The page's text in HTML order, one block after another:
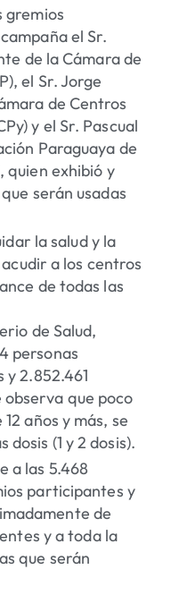
gremios
el Sr.
de la Cámara de
el Sr. Jorge
de Centros
y el Sr. Pascual
Paraguaya de
quien exhibió y
serán usadas
la salud y la
a los centros
de todas las
de Salud,
personas
y 2.852.461
que poco
años y más, se
(1 y 2 dosis).
a las 5.468
participantes y
de
y a toda la
que serán